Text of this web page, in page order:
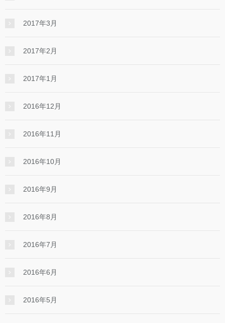
2017年3月
2017年2月
2017年1月
2016年12月
2016年11月
2016年10月
2016年9月
2016年8月
2016年7月
2016年6月
2016年5月